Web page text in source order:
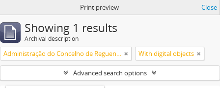
Print preview Close
Showing 1 results
Archival description
Administração do Concelho de Reguengos With digital objects
Advanced search options